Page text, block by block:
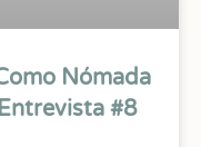
Nómada
#8